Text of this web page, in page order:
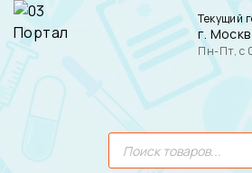
Текущий
г.
Пн-Пт, с